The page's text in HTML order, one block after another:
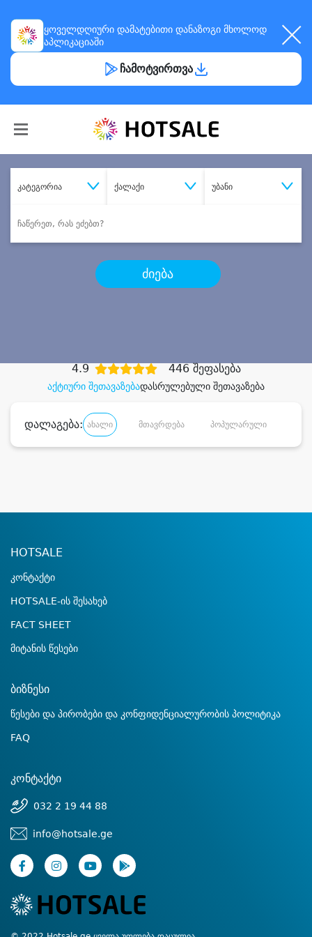
ყოველდღიური დამატებითი დანაზოგი მხოლოდ
აპლიკაციაში
ჩამოტვირთვა
კატეგორია ქალაქი უბანი
ძიება
აქტიური შეთავაზებადასრულებული შეთავაზება
4.9 446 შეფასება
დალაგება: ახალი მთავრდება პოპულარული
HOTSALE
კონტაქტი
HOTSALE-ის შესახებ
FACT SHEET
მიტანის წესები
ბიზნესი
წესები და პირობები და კონფიდენციალურობის პოლიტიკა
FAQ
კონტაქტი
032 2 19 44 88
info@hotsale.ge